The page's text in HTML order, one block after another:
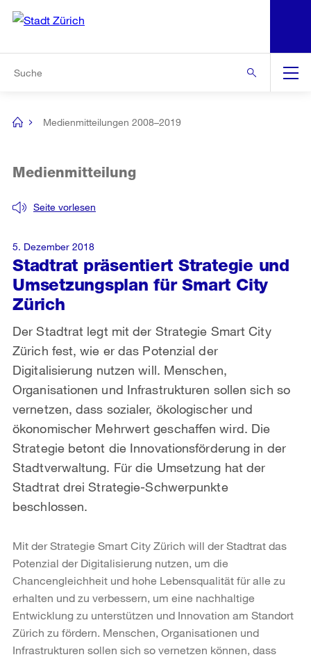
Navigation
[no
Medienmitteilungen 2008–2019
Stadtrat präsentiert Strategie und
Umsetzungsplan für Smart City
Zürich
Seite vorlesen
Medienmitteilung
Der Stadtrat legt mit der Strategie Smart City
Zürich fest, wie er das Potenzial der
Digitalisierung nutzen will. Menschen,
Organisationen und Infrastrukturen sollen sich so
vernetzen, dass sozialer, ökologischer und
ökonomischer Mehrwert geschaffen wird. Die
Strategie betont die Innovationsförderung in der
Stadtverwaltung. Für die Umsetzung hat der
Stadtrat drei Strategie-Schwerpunkte
beschlossen.
5. Dezember 2018
Mit der Strategie Smart City Zürich will der Stadtrat das
Potenzial der Digitalisierung nutzen, um die
Chancengleichheit und hohe Lebensqualität für alle zu
erhalten und zu verbessern, um eine nachhaltige
Entwicklung zu unterstützen und Innovation am Standort
Zürich zu fördern. Menschen, Organisationen und
Infrastrukturen sollen sich so vernetzen können, dass